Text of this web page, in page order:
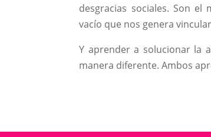
desgracias sociales. Son
vacío que nos genera
Y aprender a solucionar la
manera diferente. Ambos